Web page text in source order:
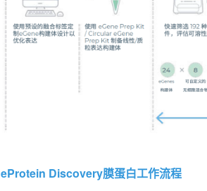
eProtein Discovery膜蛋白工作流程